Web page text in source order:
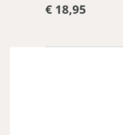
€ 18,95